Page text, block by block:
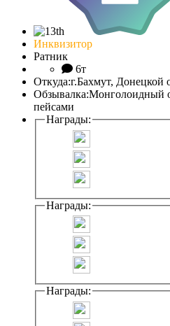
Инквизитор
Ратник
6т
Откуда:г.Бахмут, Донецкой
Обзывалка:Монголоидный
пейсами
Награды:
Награды:
Награды: